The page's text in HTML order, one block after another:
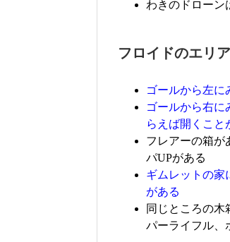
わきのドローン
フロイドのエリア
ゴールから左に
ゴールから右に
らえば開くこと
フレアーの箱が
パUPがある
ギムレットの家
がある
同じところの木
パーライフル、